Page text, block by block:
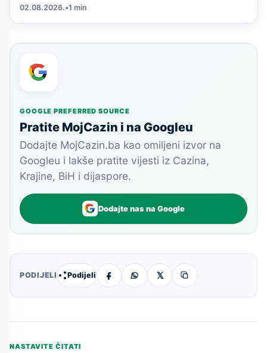
02.08.2026.•1 min
GOOGLE PREFERRED SOURCE
Pratite MojCazin i na Googleu
Dodajte MojCazin.ba kao omiljeni izvor na
Googleu i lakše pratite vijesti iz Cazina,
Krajine, BiH i dijaspore.
Dodajte nas na Google
PODIJELI Podijeli
NASTAVITE ČITATI